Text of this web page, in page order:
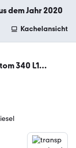
dem Jahr 2020
Kachelansicht
340 L1